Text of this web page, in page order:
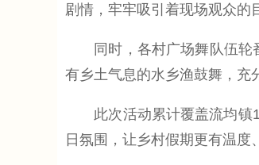
剧情，牢牢吸引着现场观众的
同时，各村广场舞队伍轮番
有乡土气息的水乡渔鼓舞，充
此次活动累计覆盖流均镇16
日氛围，让乡村假期更有温度